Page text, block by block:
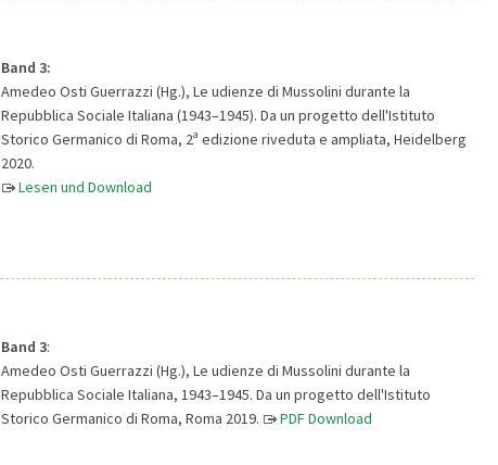
Band 3:
Amedeo Osti Guerrazzi (Hg.), Le udienze di Mussolini durante la
Repubblica Sociale Italiana (1943–1945). Da un progetto dell'Istituto
Storico Germanico di Roma, 2a edizione riveduta e ampliata, Heidelberg
2020.
Lesen und Download
Band 3:
Amedeo Osti Guerrazzi (Hg.), Le udienze di Mussolini durante la
Repubblica Sociale Italiana, 1943–1945. Da un progetto dell'Istituto
Storico Germanico di Roma, Roma 2019.
PDF Download